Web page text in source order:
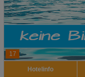
17
Hotelinfo